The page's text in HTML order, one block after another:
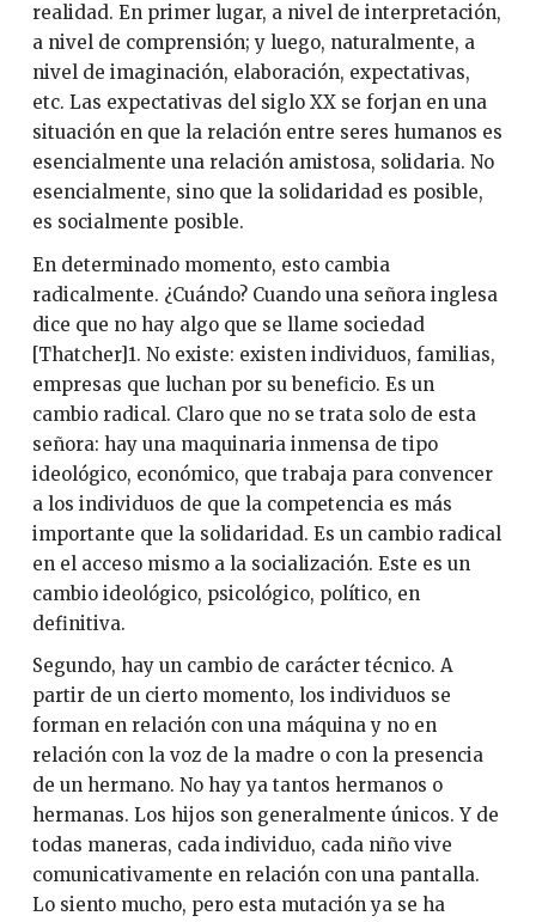
realidad. En primer lugar, a nivel de interpretación,
a nivel de comprensión; y luego, naturalmente, a
nivel de imaginación, elaboración, expectativas,
etc. Las expectativas del siglo XX se forjan en una
situación en que la relación entre seres humanos es
esencialmente una relación amistosa, solidaria. No
esencialmente, sino que la solidaridad es posible,
es socialmente posible.
En determinado momento, esto cambia
radicalmente. ¿Cuándo? Cuando una señora inglesa
dice que no hay algo que se llame sociedad
[Thatcher]1. No existe: existen individuos, familias,
empresas que luchan por su beneficio. Es un
cambio radical. Claro que no se trata solo de esta
señora: hay una maquinaria inmensa de tipo
ideológico, económico, que trabaja para convencer
a los individuos de que la competencia es más
importante que la solidaridad. Es un cambio radical
en el acceso mismo a la socialización. Este es un
cambio ideológico, psicológico, político, en
definitiva.
Segundo, hay un cambio de carácter técnico. A
partir de un cierto momento, los individuos se
forman en relación con una máquina y no en
relación con la voz de la madre o con la presencia
de un hermano. No hay ya tantos hermanos o
hermanas. Los hijos son generalmente únicos. Y de
todas maneras, cada individuo, cada niño vive
comunicativamente en relación con una pantalla.
Lo siento mucho, pero esta mutación ya se ha